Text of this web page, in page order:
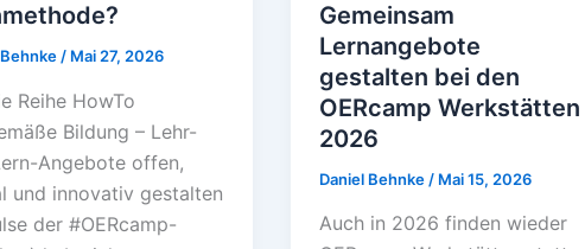
/ Mai 27, 2026
Reihe HowTo
Bildung – Lehr-
Angebote offen,
und innovativ gestalten
der #OERcamp-
Gemeinsam
Lernangebote
gestalten bei den
OERcamp Werkstätten
2026
Daniel Behnke / Mai 15, 2026
Auch in 2026 finden wieder